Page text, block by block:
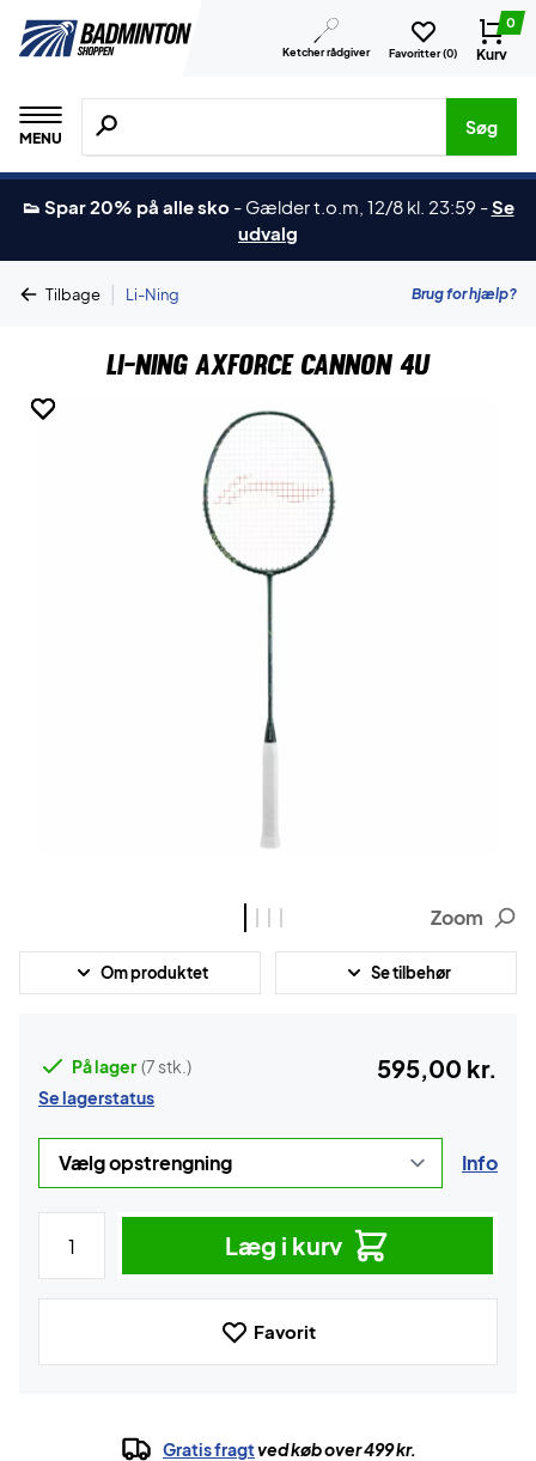
Ketcher rådgiver Favoritter (0)
0
Kurv
MENU
Søg efter produkter, mærker etc.
Søg
👟 Spar 20% på alle sko - Gælder t.o.m, 12/8 kl. 23:59 -Se
udvalg
Tilbage | Li-Ning Brug for hjælp?
Li-Ning AXForce Cannon 4U
Zoom
Om produktet Se tilbehør
På lager (7 stk.)
Se lagerstatus
595,00 kr.
Info
Læg i kurv
Favorit
Gratis fragtved køb over 499 kr.